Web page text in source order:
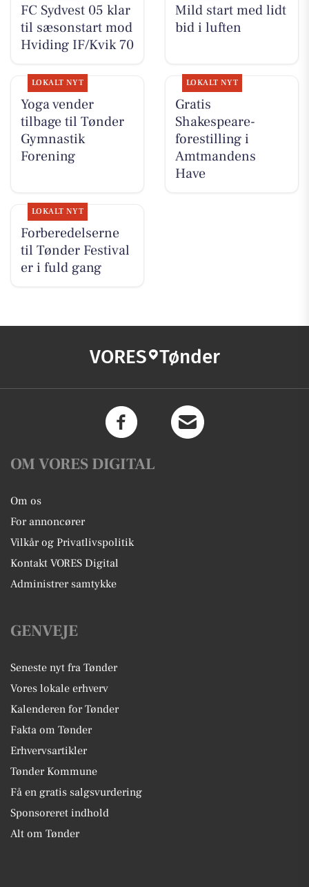
FC Sydvest 05 klar
til sæsonstart mod
Hviding IF/Kvik 70
Mild start med lidt
bid i luften
LOKALT NYT
Yoga vender
tilbage til Tønder
Gymnastik
Forening
LOKALT NYT
Gratis
Shakespeare-
forestilling i
Amtmandens
Have
LOKALT NYT
Forberedelserne
til Tønder Festival
er i fuld gang
VORES Tønder
OM VORES DIGITAL
Om os
For annoncører
Vilkår og Privatlivspolitik
Kontakt VORES Digital
Administrer samtykke
GENVEJE
Seneste nyt fra Tønder
Vores lokale erhverv
Kalenderen for Tønder
Fakta om Tønder
Erhvervsartikler
Tønder Kommune
Få en gratis salgsvurdering
Sponsoreret indhold
Alt om Tønder